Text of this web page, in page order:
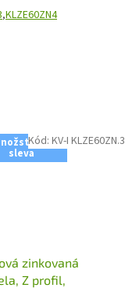
sleva
zinkovaná
Z profil,
Kód: KV-I KLZE60ZN.3
,KLZE60ZN4